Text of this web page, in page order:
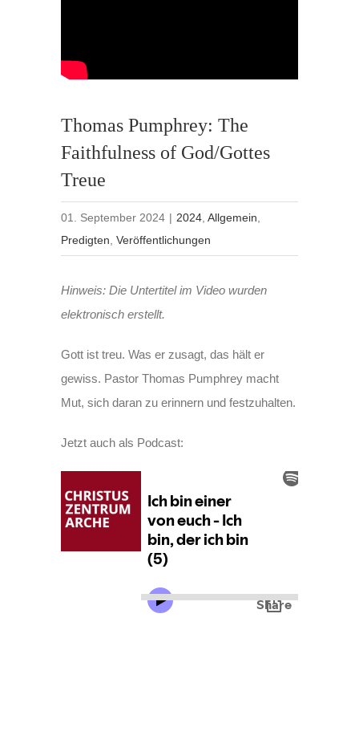
Thomas Pumphrey: The
Faithfulness of God/Gottes
Treue
01. September 2024 | 2024,Allgemein,
Predigten,Veröffentlichungen
Hinweis: Die Untertitel im Video wurden
elektronisch erstellt.
Gott ist treu. Was er zusagt, das hält er
gewiss. Pastor Thomas Pumphrey macht
Mut, sich daran zu erinnern und festzuhalten.
Jetzt auch als Podcast: